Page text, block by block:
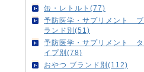
缶・レトルト(77)
予防医学・サプリメント ブ
ランド別(51)
予防医学・サプリメント タ
イプ別(78)
おやつ ブランド別(112)